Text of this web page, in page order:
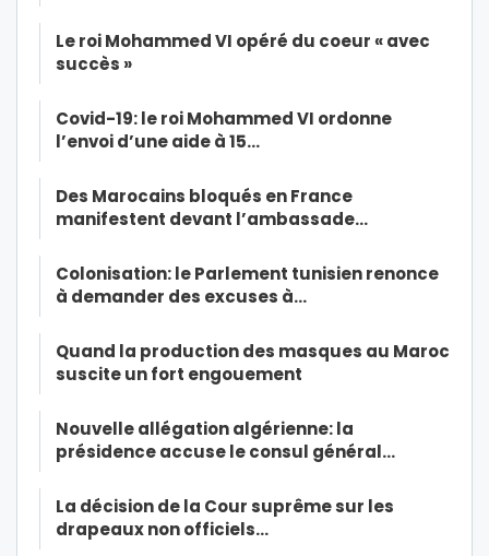
Le roi Mohammed VI opéré du coeur « avec
succès »
Covid-19: le roi Mohammed VI ordonne
l’envoi d’une aide à 15…
Des Marocains bloqués en France
manifestent devant l’ambassade…
Colonisation: le Parlement tunisien renonce
à demander des excuses à…
Quand la production des masques au Maroc
suscite un fort engouement
Nouvelle allégation algérienne: la
présidence accuse le consul général…
La décision de la Cour suprême sur les
drapeaux non officiels…